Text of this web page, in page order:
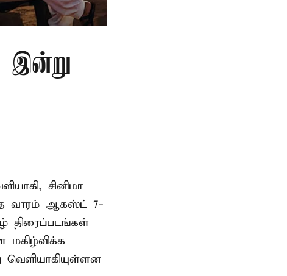
இன்று
சினிமா
வாரம் ஆகஸ்ட் 7-
திரைப்படங்கள்
மகிழ்விக்க